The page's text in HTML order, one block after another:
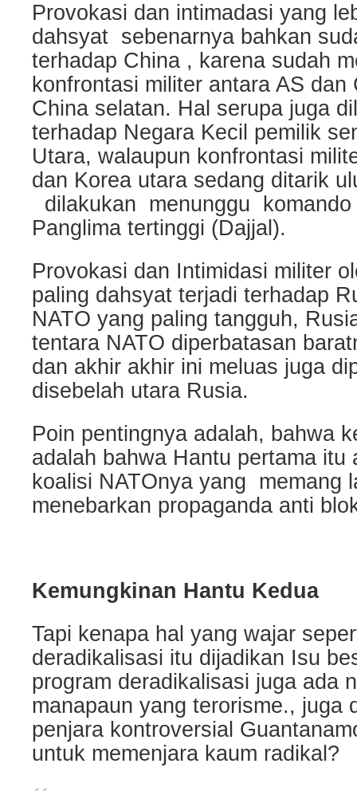
Provokasi dan intimadasi yang
dahsyat sebenarnya bahkan
terhadap China , karena sudah
konfrontasi militer antara AS dan
China selatan. Hal serupa juga
terhadap Negara Kecil pemilik
Utara, walaupun konfrontasi
dan Korea utara sedang ditarik
dilakukan menunggu
Panglima tertinggi (Dajjal).
Provokasi dan Intimidasi militer
paling dahsyat terjadi terhadap
NATO yang paling tangguh,
tentara NATO diperbatasan
dan akhir akhir ini meluas juga
disebelah utara Rusia.
Poin pentingnya adalah, bahwa
adalah bahwa Hantu pertama
koalisi NATOnya yang memang
menebarkan propaganda anti
Kemungkinan Hantu Kedua
Tapi kenapa hal yang wajar
deradikalisasi itu dijadikan Isu
program deradikalisasi juga ada
manapaun yang terorisme., juga
penjara kontroversial
untuk memenjara kaum radikal?